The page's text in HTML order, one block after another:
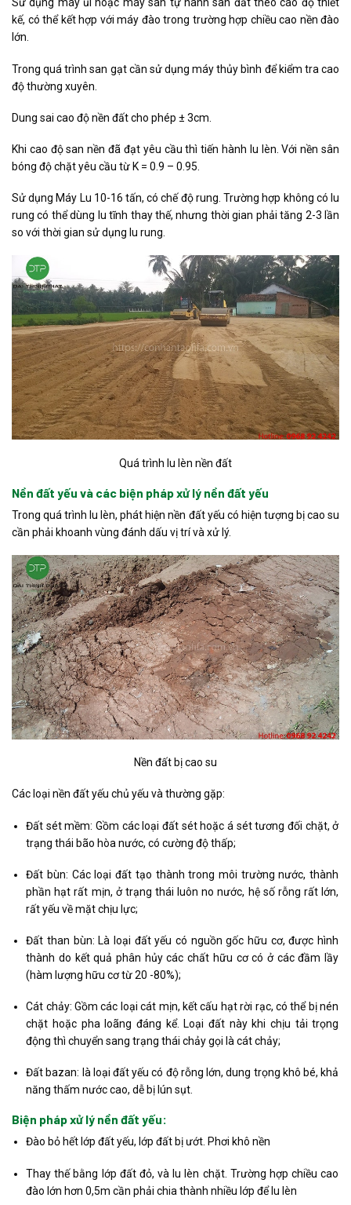
Sử dụng máy ủi hoặc máy san tự hành san đất theo cao độ thiết
kế, có thể kết hợp với máy đào trong trường hợp chiều cao nền đào
lớn.
Trong quá trình san gạt cần sử dụng máy thủy bình để kiểm tra cao
độ thường xuyên.
Dung sai cao độ nền đất cho phép ± 3cm.
Khi cao độ san nền đã đạt yêu cầu thì tiến hành lu lèn. Với nền sân
bóng độ chặt yêu cầu từ K = 0.9 – 0.95.
Sử dụng Máy Lu 10-16 tấn, có chế độ rung. Trường hợp không có lu
rung có thể dùng lu tĩnh thay thế, nhưng thời gian phải tăng 2-3 lần
so với thời gian sử dụng lu rung.
Quá trình lu lèn nền đất
Nền đất yếu và các biện pháp xử lý nền đất yếu
Trong quá trình lu lèn, phát hiện nền đất yếu có hiện tượng bị cao su
cần phải khoanh vùng đánh dấu vị trí và xử lý.
Nền đất bị cao su
Các loại nền đất yếu chủ yếu và thường gặp:
Đất sét mềm: Gồm các loại đất sét hoặc á sét tương đối chặt, ở
trạng thái bão hòa nước, có cường độ thấp;
Đất bùn: Các loại đất tạo thành trong môi trường nước, thành
phần hạt rất mịn, ở trạng thái luôn no nước, hệ số rỗng rất lớn,
rất yếu về mặt chịu lực;
Đất than bùn: Là loại đất yếu có nguồn gốc hữu cơ, được hình
thành do kết quả phân hủy các chất hữu cơ có ở các đầm lầy
(hàm lượng hữu cơ từ 20 -80%);
Cát chảy: Gồm các loại cát mịn, kết cấu hạt rời rạc, có thể bị nén
chặt hoặc pha loãng đáng kể. Loại đất này khi chịu tải trọng
động thì chuyển sang trạng thái chảy gọi là cát chảy;
Đất bazan: là loại đất yếu có độ rỗng lớn, dung trọng khô bé, khả
năng thấm nước cao, dễ bị lún sụt.
Biện pháp xử lý nền đất yếu:
Đào bỏ hết lớp đất yếu, lớp đất bị ướt. Phơi khô nền
Thay thế bằng lớp đất đỏ, và lu lèn chặt. Trường hợp chiều cao
đào lớn hơn 0,5m cần phải chia thành nhiều lớp để lu lèn